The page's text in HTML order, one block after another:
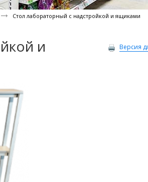
Стол лабораторный с надстройкой и ящиками
и Версия